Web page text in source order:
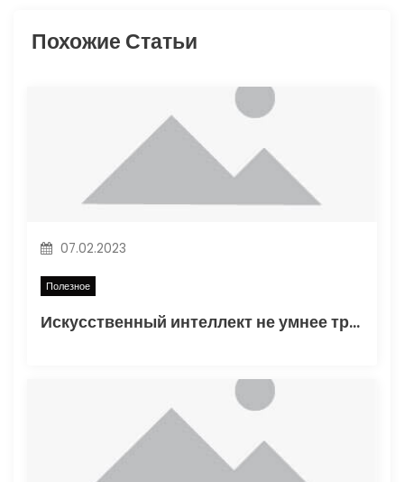
я
п
и
Похожие Статьи
07.02.2023
Полезное
Искусственный интеллект не умнее трехлетнего ребенка